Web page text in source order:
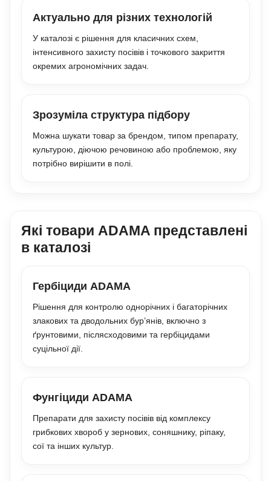
Актуально для різних технологій
У каталозі є рішення для класичних схем,
інтенсивного захисту посівів і точкового закриття
окремих агрономічних задач.
Зрозуміла структура підбору
Можна шукати товар за брендом, типом препарату,
культурою, діючою речовиною або проблемою, яку
потрібно вирішити в полі.
Які товари ADAMA представлені
в каталозі
Гербіциди ADAMA
Рішення для контролю однорічних і багаторічних
злакових та дводольних бур’янів, включно з
ґрунтовими, післясходовими та гербіцидами
суцільної дії.
Фунгіциди ADAMA
Препарати для захисту посівів від комплексу
грибкових хвороб у зернових, соняшнику, ріпаку,
сої та інших культур.